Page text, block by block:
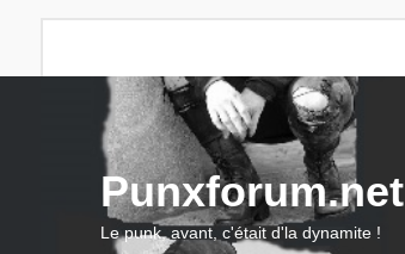
Punxforum.net
Le punk, avant, c'était d'la dynamite !